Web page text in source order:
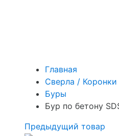
Главная
Сверла /
Буры
Бур по бетону
Предыдущий товар